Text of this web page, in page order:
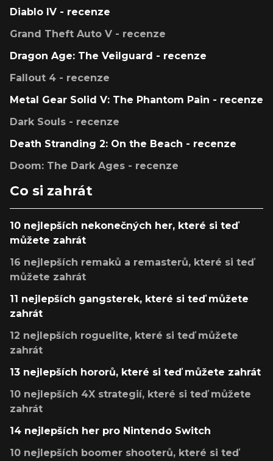
Diablo IV - recenze
Grand Theft Auto V - recenze
Dragon Age: The Veilguard - recenze
Fallout 4 - recenze
Metal Gear Solid V: The Phantom Pain - recenze
Dark Souls - recenze
Death Stranding 2: On the Beach - recenze
Doom: The Dark Ages - recenze
Co si zahrát
10 nejlepších nekonečných her, které si teď
můžete zahrát
16 nejlepších remaků a remasterů, které si teď
můžete zahrát
11 nejlepších gangsterek, které si teď můžete
zahrát
12 nejlepších roguelite, které si teď můžete
zahrát
13 nejlepších hororů, které si teď můžete zahrát
10 nejlepších 4X strategií, které si teď můžete
zahrát
14 nejlepších her pro Nintendo Switch
10 nejlepších boomer shooterů, které si teď